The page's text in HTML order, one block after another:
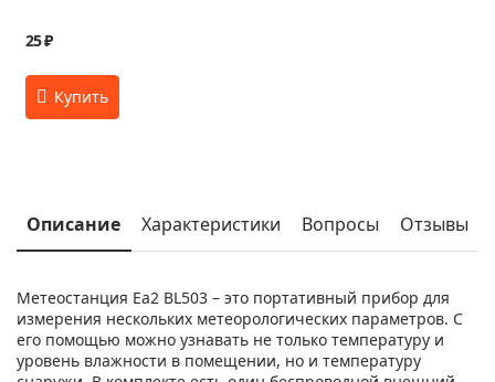
25 ₽
Описание Характеристики Вопросы Отзывы
Метеостанция Еа2 BL503 – это портативный прибор для
измерения нескольких метеорологических параметров. С
его помощью можно узнавать не только температуру и
уровень влажности в помещении, но и температуру